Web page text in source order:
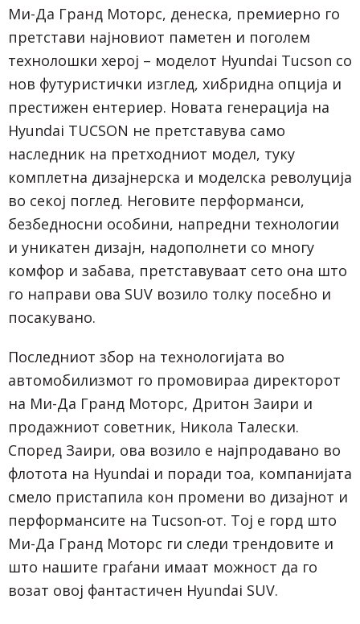
Ми-Да Гранд Моторс, денеска, премиерно го
претстави најновиот паметен и поголем
технолошки херој – моделот Hyundai Tucson со
нов футуристички изглед, хибридна опција и
престижен ентериер. Новата генерација на
Hyundai TUCSON не претставува само
наследник на претходниот модел, туку
комплетна дизајнерска и моделска револуција
во секој поглед. Неговите перформанси,
безбедносни особини, напредни технологии
и уникатен дизајн, надополнети со многу
комфор и забава, претставуваат сето она што
го направи ова SUV возило толку посебно и
посакувано.
Последниот збор на технологијата во
автомобилизмот го промовираа директорот
на Ми-Да Гранд Моторс, Дритон Заири и
продажниот советник, Никола Талески.
Според Заири, ова возило е најпродавано во
флотота на Hyundai и поради тоа, компанијата
смело пристапила кон промени во дизајнот и
перформансите на Tucson-от. Тој е горд што
Ми-Да Гранд Моторс ги следи трендовите и
што нашите граѓани имаат можност да го
возат овој фантастичен Hyundai SUV.